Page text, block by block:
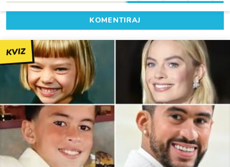
KOMENTIRAJ
KVIZ